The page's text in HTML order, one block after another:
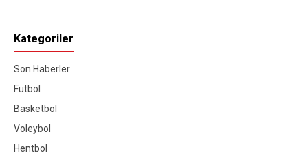
Kategoriler
Son Haberler
Futbol
Basketbol
Voleybol
Hentbol